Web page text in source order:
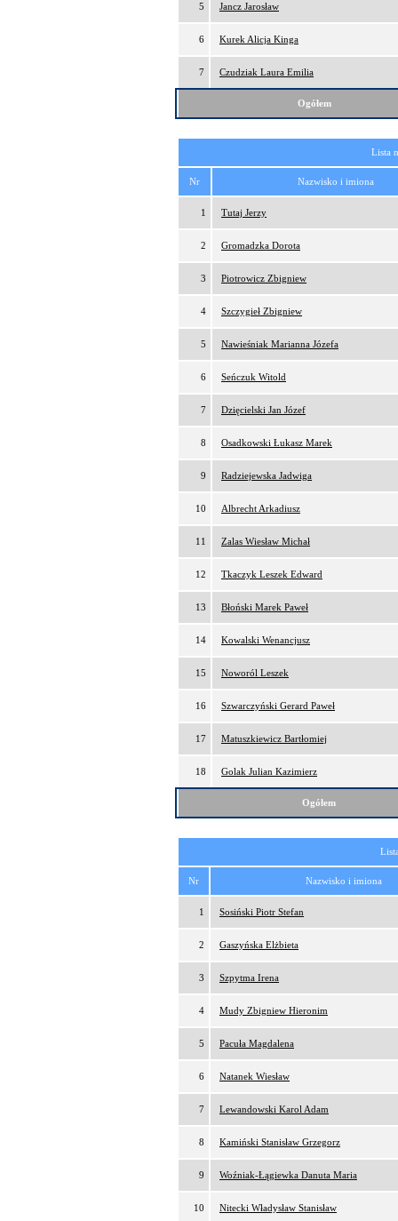
5 Jancz Jarosław
6 Kurek Alicja Kinga
7 Czudziak Laura Emilia
Ogółem
Lista
Nr Nazwisko i imiona
1 Tutaj Jerzy
2 Gromadzka Dorota
3 Piotrowicz Zbigniew
4 Szczygieł Zbigniew
5 Nawieśniak Marianna Józefa
6 Seńczuk Witold
7 Dzięcielski Jan Józef
8 Osadkowski Łukasz Marek
9 Radziejewska Jadwiga
10 Albrecht Arkadiusz
11 Zalas Wiesław Michał
12 Tkaczyk Leszek Edward
13 Błoński Marek Paweł
14 Kowalski Wenancjusz
15 Noworól Leszek
16 Szwarczyński Gerard Paweł
17 Matuszkiewicz Bartłomiej
18 Golak Julian Kazimierz
Ogółem
Nr Nazwisko i imiona
1 Sosiński Piotr Stefan
2 Gaszyńska Elżbieta
3 Szpytma Irena
4 Mudy Zbigniew Hieronim
5 Pacuła Magdalena
6 Natanek Wiesław
7 Lewandowski Karol Adam
8 Kamiński Stanisław Grzegorz
9 Woźniak-Łągiewka Danuta Maria
10 Nitecki Władysław Stanisław